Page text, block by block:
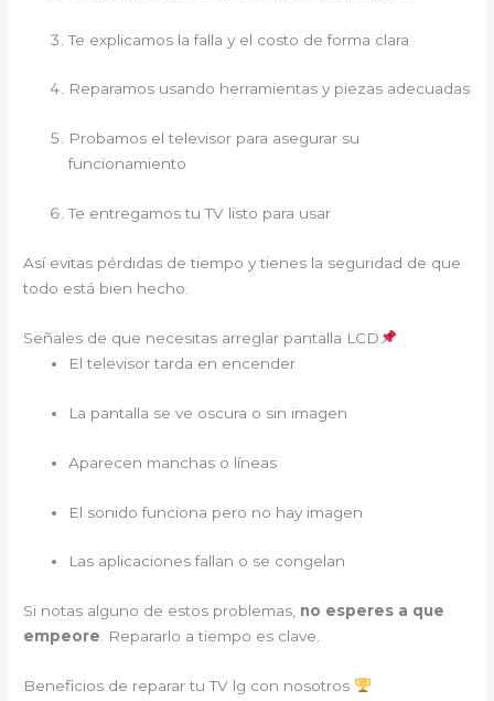
Te explicamos la falla y el costo de forma clara
Reparamos usando herramientas y piezas adecuadas
Probamos el televisor para asegurar su
funcionamiento
Te entregamos tu TV listo para usar
Así evitas pérdidas de tiempo y tienes la seguridad de que
todo está bien hecho.
Señales de que necesitas arreglar pantalla LCD
El televisor tarda en encender
La pantalla se ve oscura o sin imagen
Aparecen manchas o líneas
El sonido funciona pero no hay imagen
Las aplicaciones fallan o se congelan
Si notas alguno de estos problemas, no esperes a que
empeore. Repararlo a tiempo es clave.
Beneficios de reparar tu TV lg con nosotros